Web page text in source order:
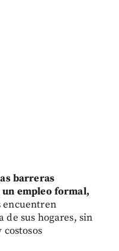
barreras
empleo formal,
encuentren
de sus hogares, sin